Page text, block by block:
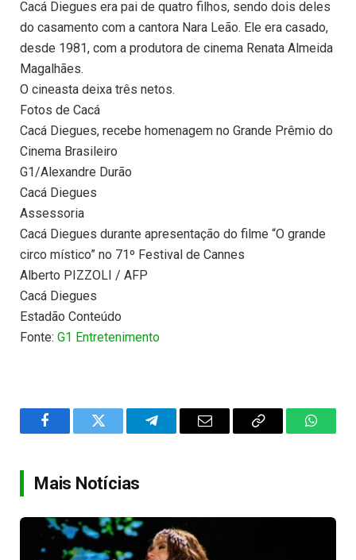
Cacá Diegues era pai de quatro filhos, sendo dois deles
do casamento com a cantora Nara Leão. Ele era casado,
desde 1981, com a produtora de cinema Renata Almeida
Magalhães.
O cineasta deixa três netos.
Fotos de Cacá
Cacá Diegues, recebe homenagem no Grande Prêmio do
Cinema Brasileiro
G1/Alexandre Durão
Cacá Diegues
Assessoria
Cacá Diegues durante apresentação do filme “O grande
circo místico” no 71º Festival de Cannes
Alberto PIZZOLI / AFP
Cacá Diegues
Estadão Conteúdo
Fonte: G1 Entretenimento
FacebookTwitter TelegramEmail
Copy
Mais Notícias